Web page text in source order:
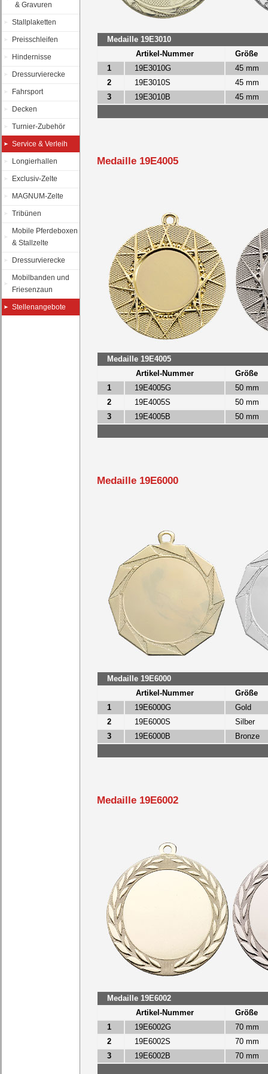
& Gravuren
Stallplaketten
Preisschleifen
Hindernisse
Dressurvierecke
Fahrsport
Decken
Turnier-Zubehör
Service & Verleih
Longierhallen
Exclusiv-Zelte
MAGNUM-Zelte
Tribünen
Mobile Pferdeboxen
& Stallzelte
Dressurvierecke
Mobilbanden und
Friesenzaun
Stellenangebote
Medaille 19E3010
Artikel-Nummer
Größe
1
19E3010G
45 mm
2
19E3010S
45 mm
3
19E3010B 45 mm
Medaille 19E4005
Medaille 19E4005
Artikel-Nummer
Größe
1
19E4005G
50 mm
2
19E4005S
50 mm
3
19E4005B 50 mm
Medaille 19E6000
Medaille 19E6000
Artikel-Nummer
Größe
1
19E6000G
Gold
2
19E6000S
Silber
3
19E6000B Bronze
Medaille 19E6002
Medaille 19E6002
Artikel-Nummer
Größe
1
19E6002G
70 mm
2
19E6002S
70 mm
3
19E6002B 70 mm